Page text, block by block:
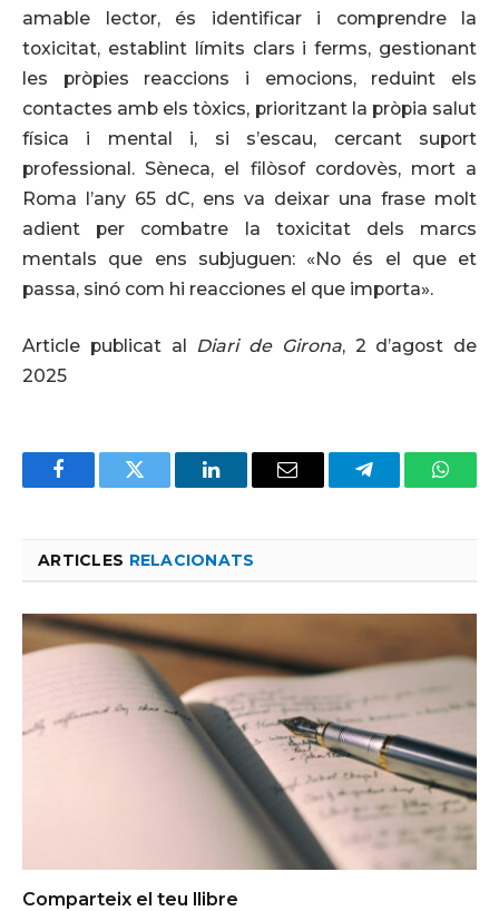
amable lector, és identificar i comprendre la
toxicitat, establint límits clars i ferms, gestionant
les pròpies reaccions i emocions, reduint els
contactes amb els tòxics, prioritzant la pròpia salut
física i mental i, si s’escau, cercant suport
professional. Sèneca, el filòsof cordovès, mort a
Roma l’any 65 dC, ens va deixar una frase molt
adient per combatre la toxicitat dels marcs
mentals que ens subjuguen: «No és el que et
passa, sinó com hi reacciones el que importa».
Article publicat al Diari de Girona, 2 d’agost de
2025
FacebookTwitter LinkedInEmail Telegram
ARTICLES RELACIONATS
Comparteix el teu llibre